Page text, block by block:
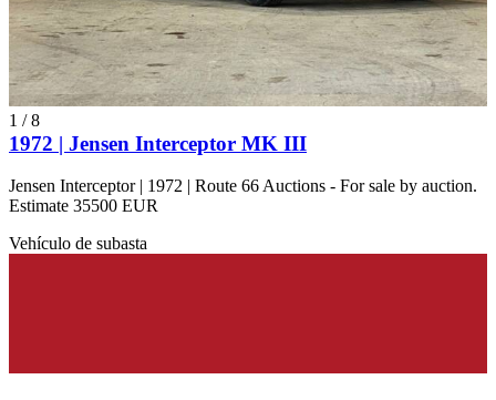
1 /8
1972 | Jensen Interceptor MK III
Jensen Interceptor | 1972 | Route 66 Auctions - For sale by auction.
Estimate 35500 EUR
Vehículo de subasta